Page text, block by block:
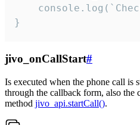
}
jivo_onCallStart#
Is executed when the phone call is
through the callback form, also the
method jivo_api.startCall().